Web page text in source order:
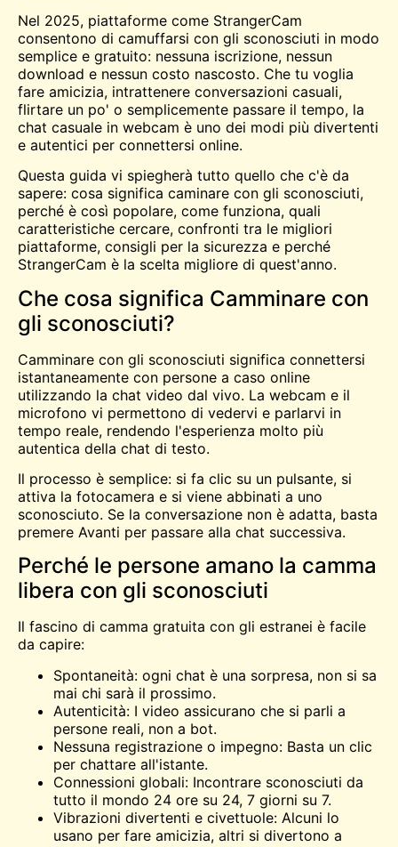
Nel 2025, piattaforme come StrangerCam
consentono di camuffarsi con gli sconosciuti in modo
semplice e gratuito: nessuna iscrizione, nessun
download e nessun costo nascosto. Che tu voglia
fare amicizia, intrattenere conversazioni casuali,
flirtare un po' o semplicemente passare il tempo, la
chat casuale in webcam è uno dei modi più divertenti
e autentici per connettersi online.
Questa guida vi spiegherà tutto quello che c'è da
sapere: cosa significa caminare con gli sconosciuti,
perché è così popolare, come funziona, quali
caratteristiche cercare, confronti tra le migliori
piattaforme, consigli per la sicurezza e perché
StrangerCam è la scelta migliore di quest'anno.
Che cosa significa Camminare con
gli sconosciuti?
Camminare con gli sconosciuti significa connettersi
istantaneamente con persone a caso online
utilizzando la chat video dal vivo. La webcam e il
microfono vi permettono di vedervi e parlarvi in
tempo reale, rendendo l'esperienza molto più
autentica della chat di testo.
Il processo è semplice: si fa clic su un pulsante, si
attiva la fotocamera e si viene abbinati a uno
sconosciuto. Se la conversazione non è adatta, basta
premere Avanti per passare alla chat successiva.
Perché le persone amano la camma
libera con gli sconosciuti
Il fascino di camma gratuita con gli estranei è facile
da capire:
Spontaneità: ogni chat è una sorpresa, non si sa
mai chi sarà il prossimo.
Autenticità: I video assicurano che si parli a
persone reali, non a bot.
Nessuna registrazione o impegno: Basta un clic
per chattare all'istante.
Connessioni globali: Incontrare sconosciuti da
tutto il mondo 24 ore su 24, 7 giorni su 7.
Vibrazioni divertenti e civettuole: Alcuni lo
usano per fare amicizia, altri si divertono a